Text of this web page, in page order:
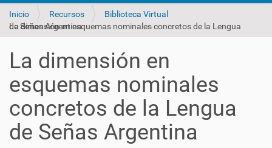
Inicio Recursos
Biblioteca Virtual
La dimensión en esquemas nominales concretos de la Lengua de Señas Argentina
La dimensión en
esquemas nominales
concretos de la Lengua
de Señas Argentina